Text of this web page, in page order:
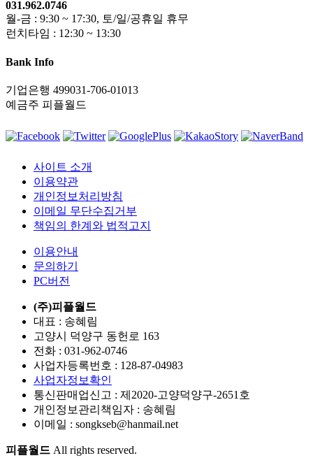
031.962.0746
월-금 : 9:30 ~ 17:30, 토/일/공휴일 휴무
런치타임 : 12:30 ~ 13:30
Bank Info
기업은행 499031-706-01013
예금주 피플월드
사이트 소개
이용약관
개인정보처리방침
이메일 무단수집거부
책임의 한계와 법적고지
이용안내
문의하기
PC버전
(주)피플월드
대표 : 송혜림
고양시 덕양구 동헌로 163
전화 : 031-962-0746
사업자등록번호 : 128-87-04983
사업자정보확인
통신판매업신고 : 제2020-고양덕양구-2651호
개인정보관리책임자 : 송혜림
이메일 : songkseb@hanmail.net
피플월드 All rights reserved.